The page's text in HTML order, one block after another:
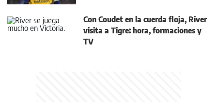
Con Coudet en la cuerda floja, River
visita a Tigre: hora, formaciones y
TV